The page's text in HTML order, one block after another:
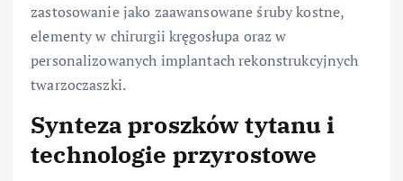
zastosowanie jako zaawansowane śruby kostne,
elementy w chirurgii kręgosłupa oraz w
personalizowanych implantach rekonstrukcyjnych
twarzoczaszki.
Synteza proszków tytanu i
technologie przyrostowe